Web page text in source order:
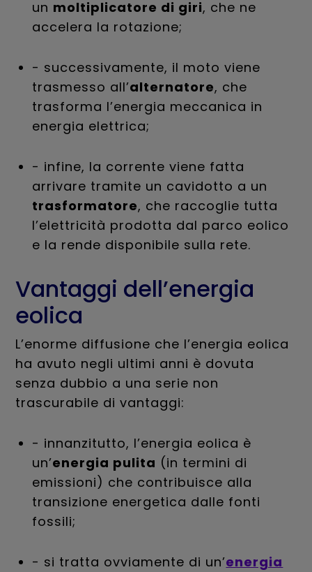
un moltiplicatore di giri, che ne
accelera la rotazione;
- successivamente, il moto viene
trasmesso all’alternatore, che
trasforma l’energia meccanica in
energia elettrica;
- infine, la corrente viene fatta
arrivare tramite un cavidotto a un
trasformatore, che raccoglie tutta
l’elettricità prodotta dal parco eolico
e la rende disponibile sulla rete.
Vantaggi dell’energia
eolica
L’enorme diffusione che l’energia eolica
ha avuto negli ultimi anni è dovuta
senza dubbio a una serie non
trascurabile di vantaggi:
- innanzitutto, l’energia eolica è
un’energia pulita (in termini di
emissioni) che contribuisce alla
transizione energetica dalle fonti
fossili;
- si tratta ovviamente di un’energia